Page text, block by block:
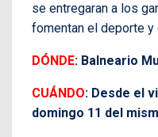
se entregaran a los
fomentan el deporte y
DÓNDE: Balneario
CUÁNDO: Desde el
domingo 11 del